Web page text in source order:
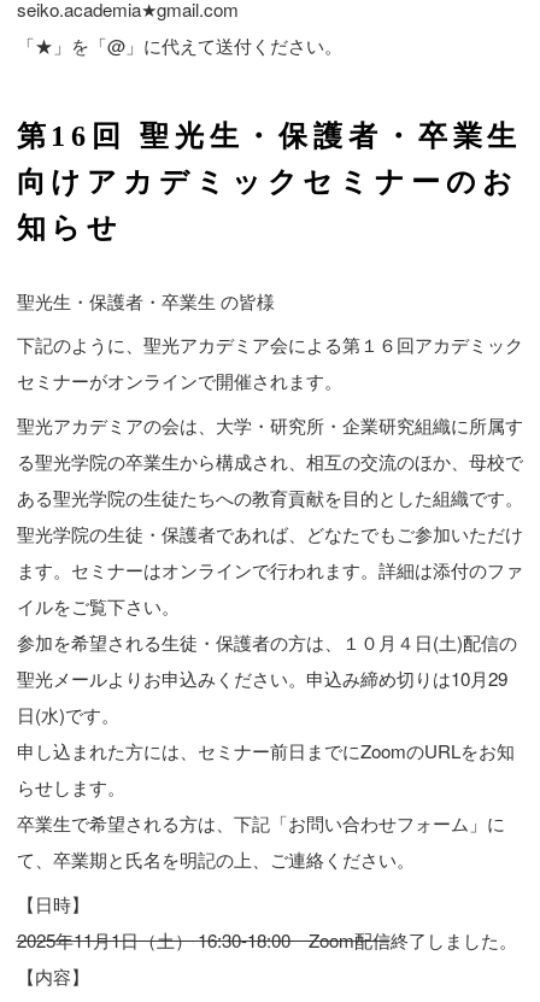
seiko.academia★gmail.com
「★」を「@」に代えて送付ください。
第16回 聖光生・保護者・卒業生
向けアカデミックセミナーのお
知らせ
聖光生・保護者・卒業生 の皆様
下記のように、聖光アカデミア会による第１６回アカデミック
セミナーがオンラインで開催されます。
聖光アカデミアの会は、大学・研究所・企業研究組織に所属す
る聖光学院の卒業生から構成され、相互の交流のほか、母校で
ある聖光学院の生徒たちへの教育貢献を目的とした組織です。
聖光学院の生徒・保護者であれば、どなたでもご参加いただけ
ます。セミナーはオンラインで行われます。詳細は添付のファ
イルをご覧下さい。
参加を希望される生徒・保護者の方は、１０月４日(土)配信の
聖光メールよりお申込みください。申込み締め切りは10月29
日(水)です。
申し込まれた方には、セミナー前日までにZoomのURLをお知
らせします。
卒業生で希望される方は、下記「お問い合わせフォーム」に
て、卒業期と氏名を明記の上、ご連絡ください。
【日時】
2025年11月1日（土） 16:30-18:00 Zoom配信終了しました。
【内容】